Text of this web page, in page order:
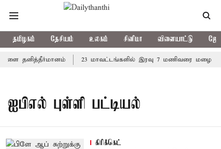
தமிழகம் தேசியம் உலகம் சினிமா விளையாட்டு
தனித்தீர்மானம் 23 மாவட்டங்களில் இரவு 7 மணிவரை மழை
ஐபிஎல் புள்ளி பட்டியல்
கிரிக்கெட்